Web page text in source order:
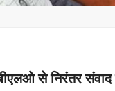
से निरंतर